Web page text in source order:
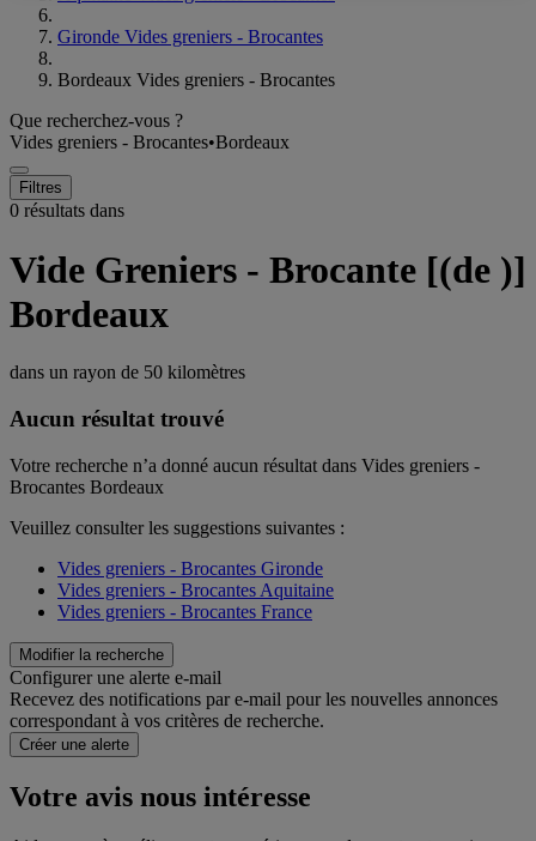
Gironde Vides greniers - Brocantes
Bordeaux Vides greniers - Brocantes
Que recherchez-vous ?
Vides greniers - Brocantes•Bordeaux
Filtres
0 résultats dans
Vide Greniers - Brocante [(de )]
Bordeaux
dans un rayon de 50 kilomètres
Aucun résultat trouvé
Votre recherche n’a donné aucun résultat dans Vides greniers -
Brocantes Bordeaux
Veuillez consulter les suggestions suivantes :
Vides greniers - Brocantes Gironde
Vides greniers - Brocantes Aquitaine
Vides greniers - Brocantes France
Modifier la recherche
Configurer une alerte e-mail
Recevez des notifications par e-mail pour les nouvelles annonces
correspondant à vos critères de recherche.
Créer une alerte
Votre avis nous intéresse